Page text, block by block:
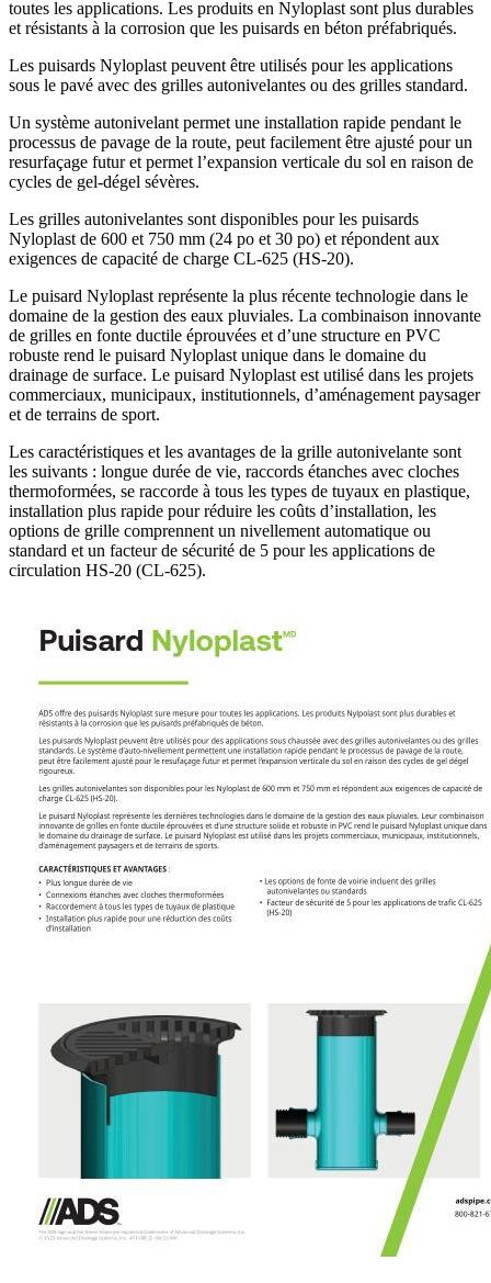
toutes les applications. Les produits en Nyloplast sont plus durables
et résistants à la corrosion que les puisards en béton préfabriqués.
Les puisards Nyloplast peuvent être utilisés pour les applications
sous le pavé avec des grilles autonivelantes ou des grilles standard.
Un système autonivelant permet une installation rapide pendant le
processus de pavage de la route, peut facilement être ajusté pour un
resurfaçage futur et permet l’expansion verticale du sol en raison de
cycles de gel-dégel sévères.
Les grilles autonivelantes sont disponibles pour les puisards
Nyloplast de 600 et 750 mm (24 po et 30 po) et répondent aux
exigences de capacité de charge CL-625 (HS-20).
Le puisard Nyloplast représente la plus récente technologie dans le
domaine de la gestion des eaux pluviales. La combinaison innovante
de grilles en fonte ductile éprouvées et d’une structure en PVC
robuste rend le puisard Nyloplast unique dans le domaine du
drainage de surface. Le puisard Nyloplast est utilisé dans les projets
commerciaux, municipaux, institutionnels, d’aménagement paysager
et de terrains de sport.
Les caractéristiques et les avantages de la grille autonivelante sont
les suivants : longue durée de vie, raccords étanches avec cloches
thermoformées, se raccorde à tous les types de tuyaux en plastique,
installation plus rapide pour réduire les coûts d’installation, les
options de grille comprennent un nivellement automatique ou
standard et un facteur de sécurité de 5 pour les applications de
circulation HS-20 (CL-625).